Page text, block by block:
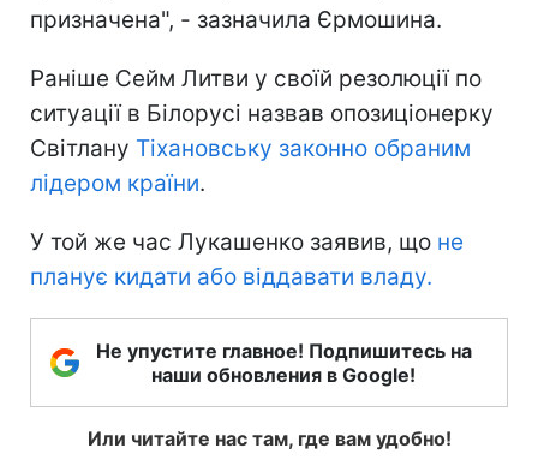
призначена", - зазначила Єрмошина.
Раніше Сейм Литви у своїй резолюції по
ситуації в Білорусі назвав опозиціонерку
Світлану Тіхановську законно обраним
лідером країни.
У той же час Лукашенко заявив, що не
планує кидати або віддавати владу.
Не упустите главное! Подпишитесь на
наши обновления в Google!
Или читайте нас там, где вам удобно!